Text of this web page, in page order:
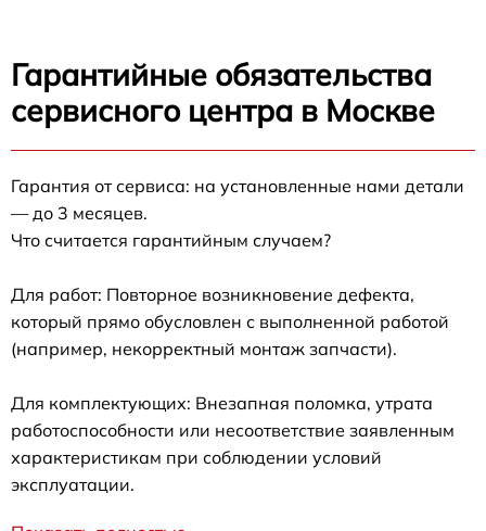
Гарантийные обязательства
сервисного центра в Москве
Гарантия от сервиса: на установленные нами детали
— до 3 месяцев.
Что считается гарантийным случаем?
Для работ: Повторное возникновение дефекта,
который прямо обусловлен с выполненной работой
(например, некорректный монтаж запчасти).
Для комплектующих: Внезапная поломка, утрата
работоспособности или несоответствие заявленным
характеристикам при соблюдении условий
эксплуатации.